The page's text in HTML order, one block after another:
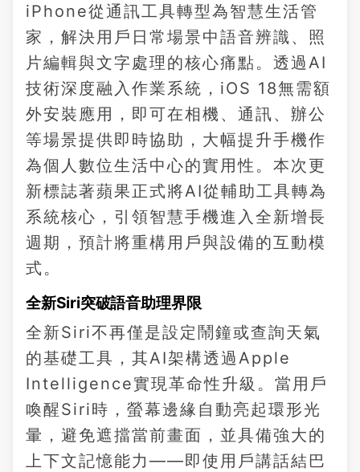
iPhone從通訊工具轉型為智慧生活管
家，解決用戶日常場景中語音辨識、照
片編輯與文字處理的核心痛點。透過AI
技術深度融入作業系統，iOS 18無需額
外安裝應用，即可在相機、通訊、辦公
等場景提供即時協助，大幅提升手機作
為個人數位生活中心的實用性。本次更
新標誌著蘋果正式將AI從輔助工具轉為
系統核心，引領智慧手機進入全新增長
週期，預計將重構用戶與設備的互動模
式。
全新Siri突破語音助理界限
全新Siri不再僅是設定鬧鐘或查詢天氣
的基礎工具，其AI架構透過Apple
Intelligence實現革命性升級。當用戶
喚醒Siri時，螢幕邊緣自動亮起環形光
暈，避免遮擋當前畫面，並具備強大的
上下文記憶能力——即使用戶講話結巴